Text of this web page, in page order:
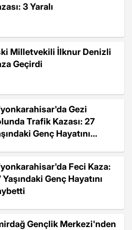
3 Yaralı
Milletvekili İlknur Denizli
Geçirdi
Gezi
Trafik Kazası: 27
Genç Hayatını
Feci Kaza:
Yaşındaki Genç Hayatını
Gençlik Merkezi'nden